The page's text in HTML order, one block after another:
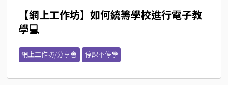
【網上工作坊】如何統籌學校進行電子教
學💻
網上工作坊/分享會 停課不停學